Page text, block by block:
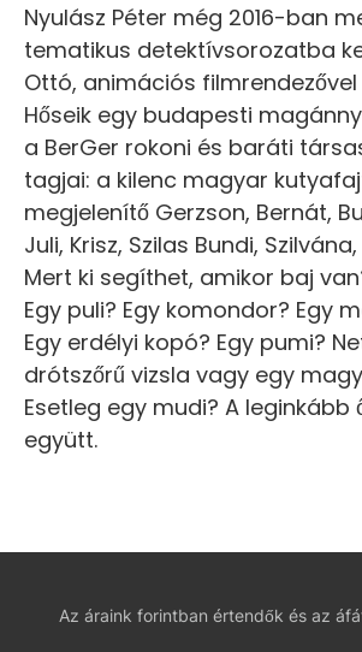
Nyulász Péter még 2016-ban
tematikus detektívsorozatba
Ottó, animációs
Hőseik egy budapesti
a BerGer rokoni és baráti
tagjai: a kilenc magyar
megjelenítő Gerzson, Bernát,
Juli, Krisz, Szilas Bundi,
Mert ki segíthet, amikor baj
Egy puli? Egy komondor? Egy
Egy erdélyi kopó? Egy pumi?
drótszőrű vizsla vagy egy
Esetleg egy mudi? A leginkább
együtt.
Az áraink forintban értendők és az